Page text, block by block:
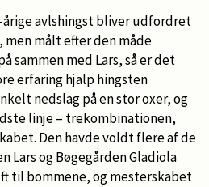
årige avlshingst bliver udfordret
men målt efter den måde
sammen med Lars, så er det
erfaring hjalp hingsten
nedslag på en stor oxer, og
linje – trekombinationen,
Den havde voldt flere af de
Lars og Bøgegården Gladiola
til bommene, og mesterskabet